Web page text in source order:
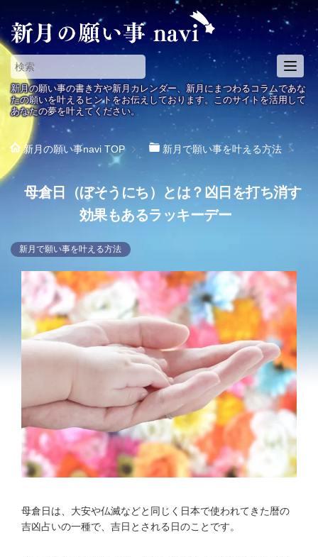
T
o
g
g
e
v
i
o
n
新月の願い事の書き方や新月カレンダー、新月にまつわるコラムであな
たの願いを叶えるヒントをお伝えしております。このサイトを活用して
あなたの夢を叶えてください。
新月の願い事navi TOP 新月で願い事を叶える方法
母倉日（ぼそうにち）とは？凶日を打ち消す
効果もあるラッキーデー
新月で願い事を叶える方法
母倉日は、大安や仏滅などと同じく日本で使われてきた暦の
吉凶占いの一種で、吉日とされる日のことです。